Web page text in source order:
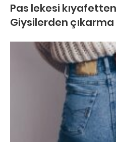
Pas lekesi
Giysilerden